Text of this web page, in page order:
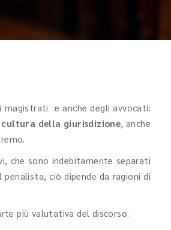
magistrati e anche degli avvocati:
cultura della giurisdizione, anche
che sono indebitamente separati
ciò dipende da ragioni di
più valutativa del discorso.